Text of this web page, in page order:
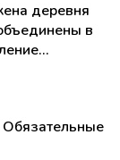
деревня
в
Обязательные